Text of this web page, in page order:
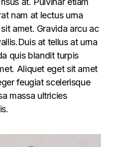
nam at lectus urna
amet. Gravida arcu ac
at tellus at urna
quis blandit turpis
Aliquet eget sit amet
feugiat scelerisque
massa ultricies